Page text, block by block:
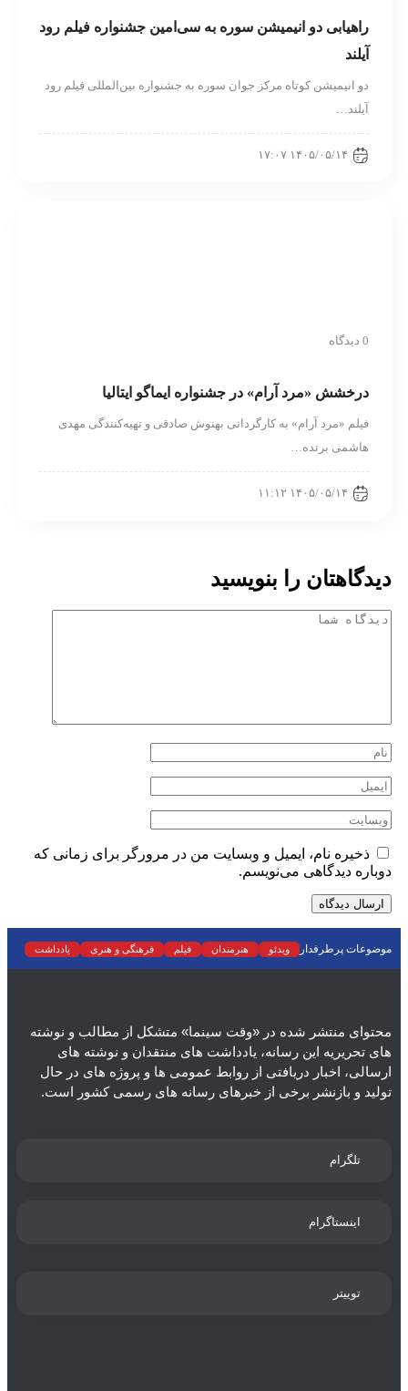
راهیابی دو انیمیشن سوره به سی‌امین جشنواره فیلم رود
آیلند
دو انیمیشن کوتاه مرکز جوان سوره به جشنواره بین‌المللی فیلم رود
آیلند…
۱۴۰۵/۰۵/۱۴ ۱۷:۰۷
0 دیدگاه
درخشش «مرد آرام» در جشنواره ایماگو ایتالیا
فیلم «مرد آرام» به کارگردانی بهنوش صادقی و تهیه‌کنندگی مهدی
هاشمی برنده…
۱۴۰۵/۰۵/۱۴ ۱۱:۱۲
دیدگاهتان را بنویسید
ذخیره نام، ایمیل و وبسایت من در مرورگر برای زمانی که
دوباره دیدگاهی می‌نویسم.
موضوعات پرطرفدار ویدئو هنرمندان فیلم فرهنگی و هنری
یادداشت
نمایش خانگی
نقد موسیقی سینما رادیو و تلویزیون
تجسمی
محتوای منتشر شده در «وقت سینما» متشکل از مطالب و نوشته
های تحریریه این رسانه، یادداشت های منتقدان و نوشته های
ارسالی، اخبار دریافتی از روابط عمومی ها و پروژه های در حال
تولید و بازنشر برخی از خبرهای رسانه های رسمی کشور است.
تلگرام
اینستاگرام
توییتر